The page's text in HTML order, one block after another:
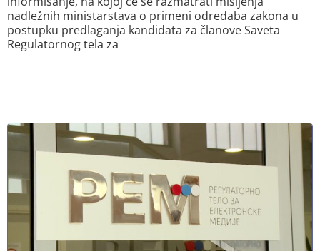
nadležnih ministarstava o primeni odredaba zakona u
postupku predlaganja kandidata za članove Saveta
Regulatornog tela za